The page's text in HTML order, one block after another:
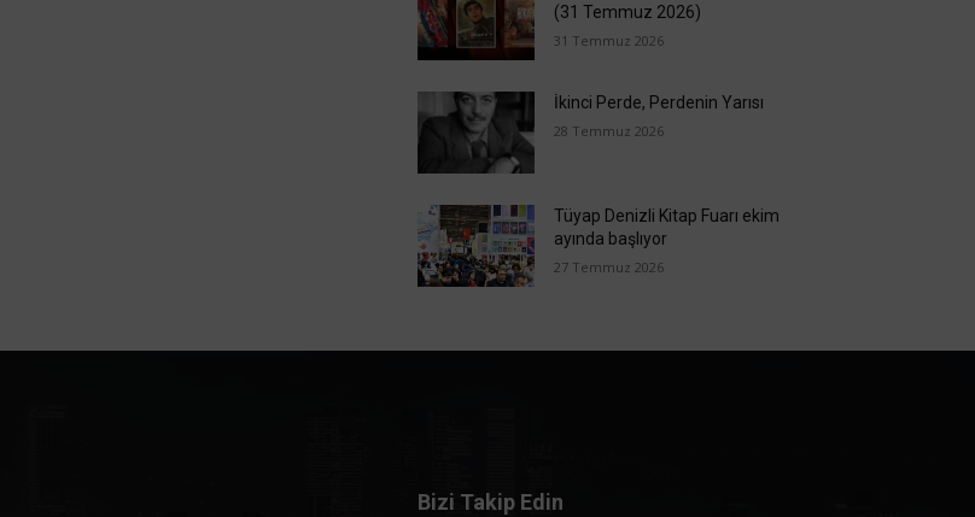
(31 Temmuz 2026)
31 Temmuz 2026
İkinci Perde, Perdenin Yarısı
28 Temmuz 2026
Tüyap Denizli Kitap Fuarı ekim
ayında başlıyor
27 Temmuz 2026
Bizi Takip Edin